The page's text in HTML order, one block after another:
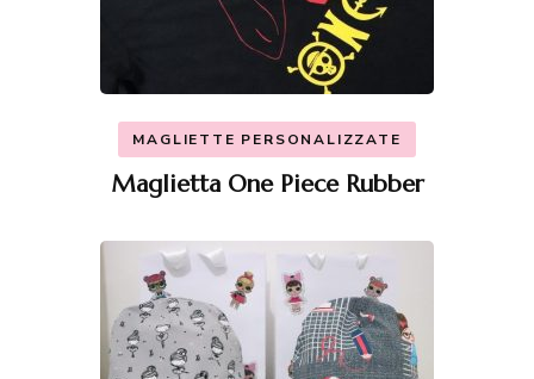
MAGLIETTE PERSONALIZZATE
Maglietta One Piece Rubber